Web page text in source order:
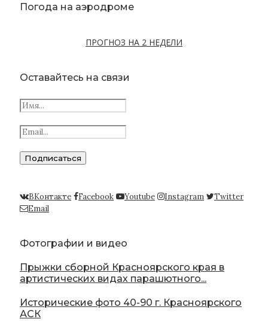
Погода на аэродроме
ПРОГНОЗ НА 2 НЕДЕЛИ
Оставайтесь на связи
ВКонтакте Facebook Youtube Instagram
Twitter
Email
Фотографии и видео
Прыжки сборной Красноярского края в
артистических видах парашютного...
Исторические фото 40-90 г. Красноярского
АСК